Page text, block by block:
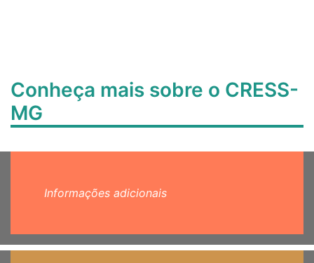
Conheça mais sobre o CRESS-
MG
Informações adicionais